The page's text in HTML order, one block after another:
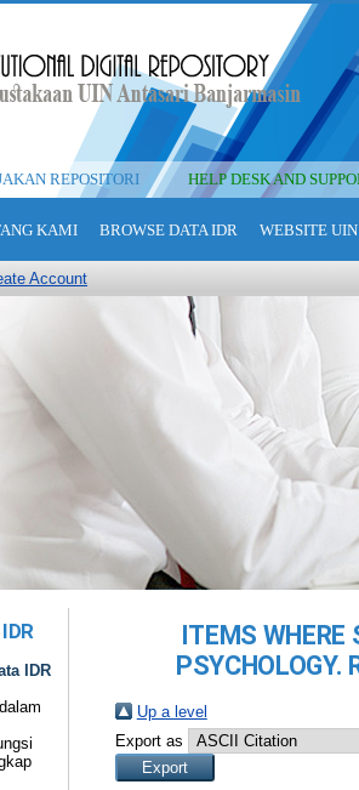
REPOSITORI HELP DESK AND
KAMI BROWSE DATA IDR WEBSITE
Account
IDR
ITEMS WHERE
PSYCHOLOGY.
Up a level
Export as